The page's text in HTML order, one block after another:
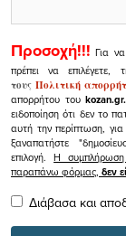
Προσοχή!!! Για
πρέπει να επιλέγετε,
τουςΠολιτική
απορρήτου τουkozan.gr.
ειδοποίηση ότι δεν το
αυτή την περίπτωση,
ξαναπατήστε
επιλογή.Η
παραπάνω φόρμας, δεν
Διάβασα και